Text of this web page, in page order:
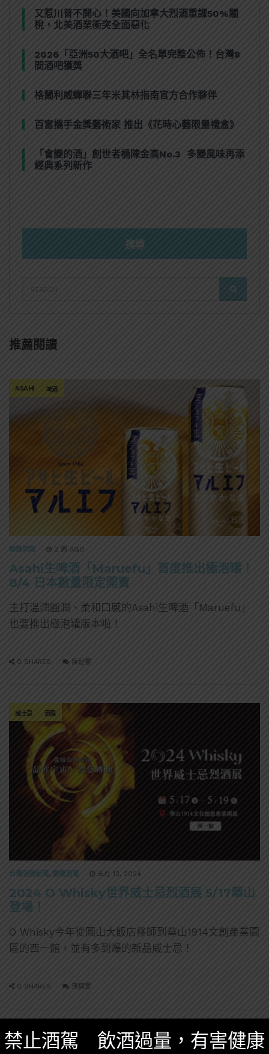
又惹川普不開心！美國向加拿大烈酒重課50%關
稅，北美酒業衝突全面惡化
2026「亞洲50大酒吧」全名單完整公佈！台灣8
間酒吧獲獎
格蘭利威蟬聯三年米其林指南官方合作夥伴
百富攜手金獎藝術家 推出《花時心藝限量禮盒》
「會變的酒」創世者桶陳金高No.3 多變風味再添
經典系列新作
搜尋
FOR:
SEARCH
推薦閱讀
ASAHI 啤酒
精選酒聞 2 週 AGO
Asahi生啤酒「Maruefu」首度推出極泡罐！
8/4 日本數量限定開賣
主打溫潤圓潤、柔和口感的Asahi生啤酒「Maruefu」
也要推出極泡罐版本啦！
0 SHARES 無迴響
威士忌 酒展
台灣酒圈新聞 , 精選酒聞 五月 13, 2024
2024 O Whisky世界威士忌烈酒展 5/17華山
登場！
O Whisky今年從圓山大飯店移師到華山1914文創產業園
區的西一館，並有多到爆的新品威士忌！
0 SHARES 無迴響
日本酒
禁止酒駕 飲酒過量，有害健康